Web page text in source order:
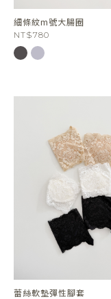
細條紋m號大腸圈
NT$780
蕾絲軟墊彈性腳套